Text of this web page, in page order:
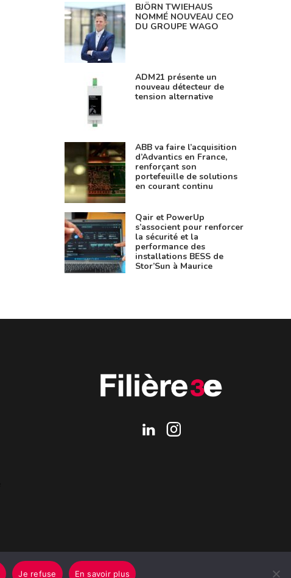
BJÖRN TWIEHAUS
NOMMÉ NOUVEAU CEO
DU GROUPE WAGO
ADM21 présente un
nouveau détecteur de
tension alternative
ABB va faire l’acquisition
d’Advantics en France,
renforçant son
portefeuille de solutions
en courant continu
Qair et PowerUp
s’associent pour renforcer
la sécurité et la
performance des
installations BESS de
Stor’Sun à Maurice
Je refuse En savoir plus